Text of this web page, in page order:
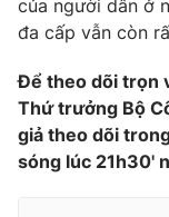
của người dân ở
đa cấp vẫn còn
Để theo dõi trọn
Thứ trưởng Bộ
giả theo dõi
sóng lúc 21h30'